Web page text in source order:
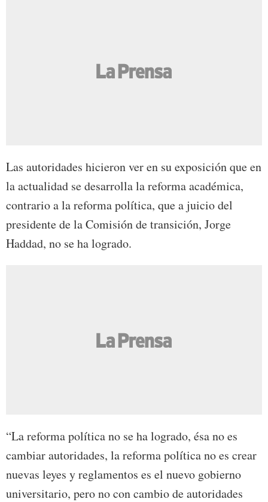
Las autoridades hicieron ver en su exposición que en
la actualidad se desarrolla la reforma académica,
contrario a la reforma política, que a juicio del
presidente de la Comisión de transición, Jorge
Haddad, no se ha logrado.
“La reforma política no se ha logrado, ésa no es
cambiar autoridades, la reforma política no es crear
nuevas leyes y reglamentos es el nuevo gobierno
universitario, pero no con cambio de autoridades